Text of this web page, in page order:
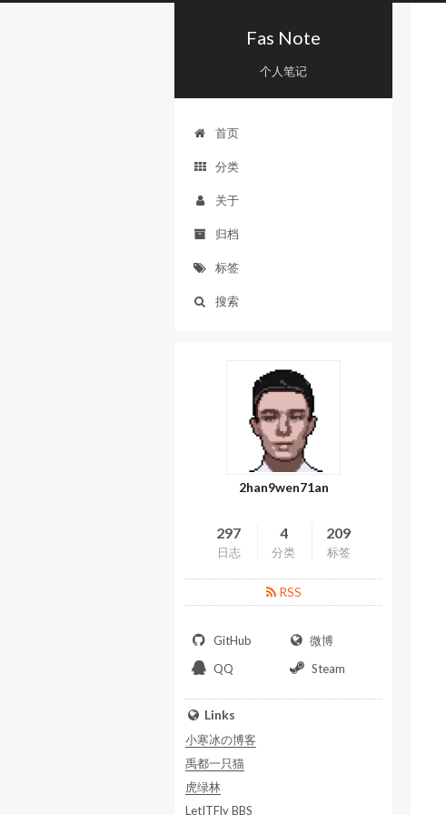
Fas Note
个人笔记
首页
分类
关于
归档
标签
搜索
2han9wen71an
297
日志
4
分类
209
标签
RSS
GitHub
微博
QQ
Steam
Links
小寒冰の博客
禹都一只猫
虎绿林
LetITFly BBS